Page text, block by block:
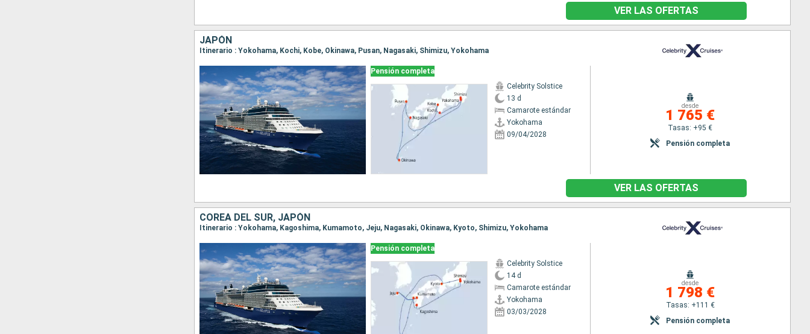
VER LAS OFERTAS
JAPÓN
Itinerario : Yokohama, Kochi, Kobe, Okinawa, Pusan, Nagasaki, Shimizu, Yokohama
Pensión completa
Celebrity Solstice
13 d
Camarote estándar
Yokohama
09/04/2028
desde
1 765 €
Tasas: +95 €
Pensión completa
VER LAS OFERTAS
COREA DEL SUR, JAPÓN
Itinerario : Yokohama, Kagoshima, Kumamoto, Jeju, Nagasaki, Okinawa, Kyoto, Shimizu, Yokohama
Pensión completa
Celebrity Solstice
14 d
Camarote estándar
Yokohama
03/03/2028
desde
1 798 €
Tasas: +111 €
Pensión completa